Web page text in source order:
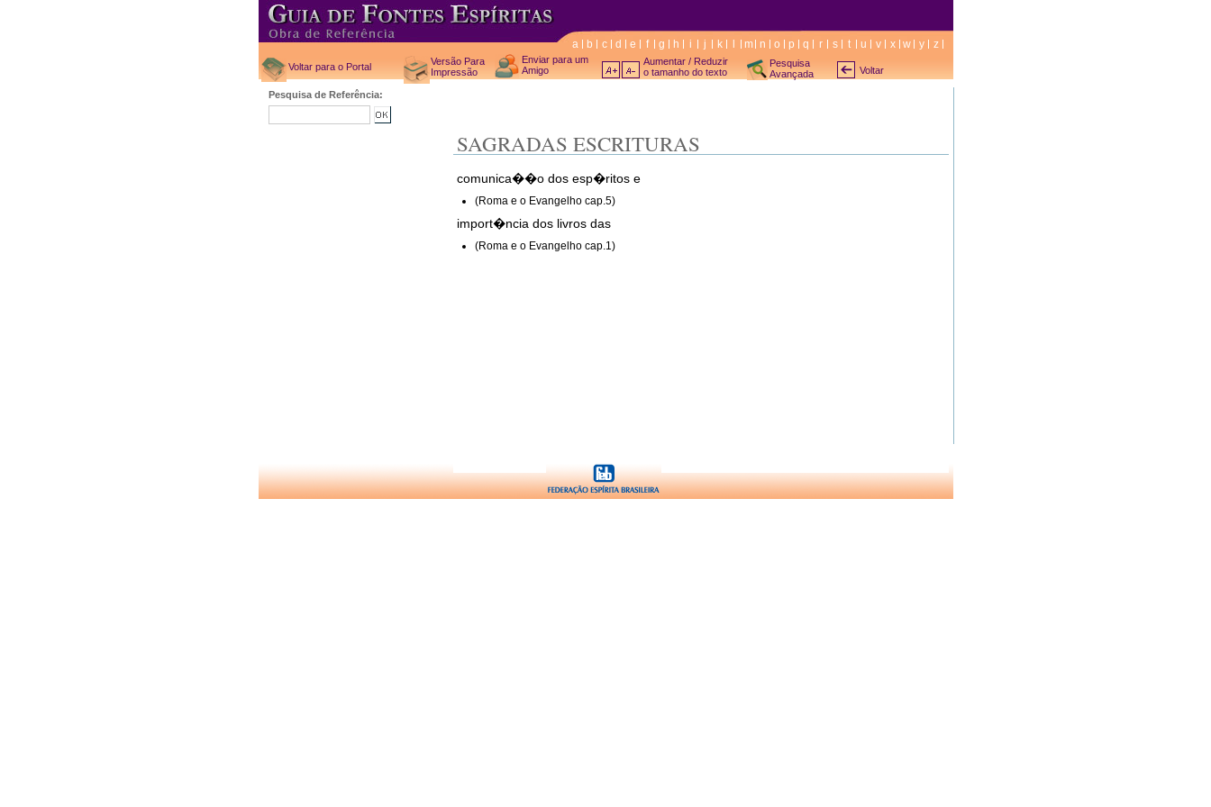
a b c d e f g h i j k m n o p q r s t u v x w y z
Voltar para o Portal
Versão Para
Impressão
Enviar para um
Amigo
Aumentar / Reduzir
o tamanho do texto
Pesquisa
Avançada
Voltar
Pesquisa de Referência:
SAGRADAS ESCRITURAS
comunica��o dos esp�ritos e
(Roma e o Evangelho cap.5)
import�ncia dos livros das
(Roma e o Evangelho cap.1)